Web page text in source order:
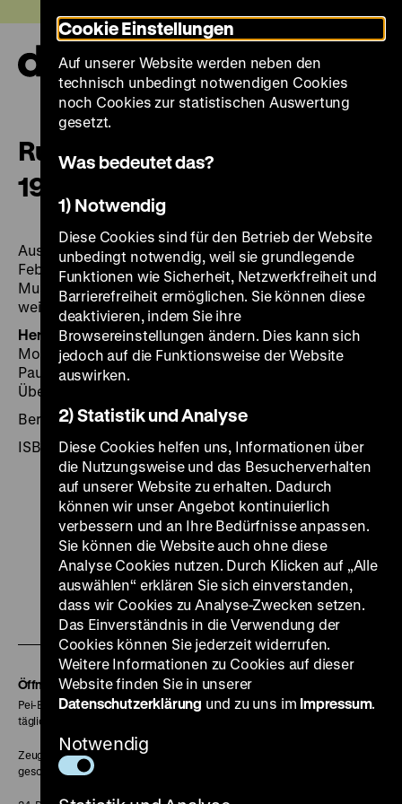
zum
Seiteninhalt
springen
Russische Photographie 1840–
1940
Ausstellung Rheinisches Landesmuseum, Bonn, 11.
Februar bis 24. März 1993; Deutsches Historisches
Museum, Berlin, Zeughaus, 3. Juni bis 31. August 1993;
weitere Stationen
Herausgegeben von:organisiert vom Museum of
Modern Art, Oxford in Zusammenarbeit mit Michael-
Pauseback-Edition, Köln ... Katalogbearb.: David Elliott.
Übers.: Christel Steinberg-Liesenfeld
Berlin 1993, 256 Seiten: überw. Ill., Ars Nicolai Verlag
ISBN 3-89479-005-9
Zu
unserer
Instagram
Seite
Zu
unserer
YouTube
Seite
Zu
unserer
Facebook
Seite
Zu
unserer
LinkedIn
Seite
Zu
Zu
unserer
Soundcloud
Seite
Öffnungszeiten
Pei-Bau:
täglich 10-18 Uhr
Zeughaus:
geschlossen
Cookie Einstellungen
Auf unserer Website werden neben den
technisch unbedingt notwendigen Cookies
noch Cookies zur statistischen Auswertung
gesetzt.
Was bedeutet das?
1) Notwendig
Diese Cookies sind für den Betrieb der Website
unbedingt notwendig, weil sie grundlegende
Funktionen wie Sicherheit, Netzwerkfreiheit und
Barrierefreiheit ermöglichen. Sie können diese
deaktivieren, indem Sie ihre
Browsereinstellungen ändern. Dies kann sich
jedoch auf die Funktionsweise der Website
auswirken.
2) Statistik und Analyse
Diese Cookies helfen uns, Informationen über
die Nutzungsweise und das Besucherverhalten
auf unserer Website zu erhalten. Dadurch
können wir unser Angebot kontinuierlich
verbessern und an Ihre Bedürfnisse anpassen.
Sie können die Website auch ohne diese
Analyse Cookies nutzen. Durch Klicken auf „Alle
auswählen“ erklären Sie sich einverstanden,
dass wir Cookies zu Analyse-Zwecken setzen.
Das Einverständnis in die Verwendung der
Cookies können Sie jederzeit widerrufen.
Weitere Informationen zu Cookies auf dieser
Website finden Sie in unserer
Datenschutzerklärung und zu uns im Impressum.
Notwendig